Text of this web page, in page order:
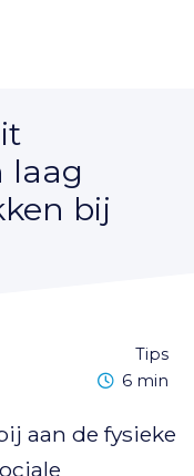
laag
bij
tips
Leestijd
6 min
aan de fysieke